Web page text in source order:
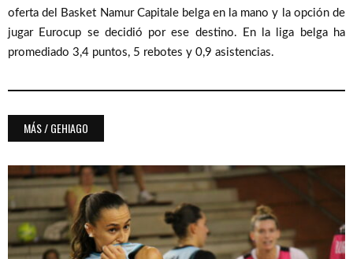
oferta del Basket Namur Capitale belga en la mano y la opción de
jugar Eurocup se decidió por ese destino. En la liga belga ha
promediado 3,4 puntos, 5 rebotes y 0,9 asistencias.
MÁS / GEHIAGO